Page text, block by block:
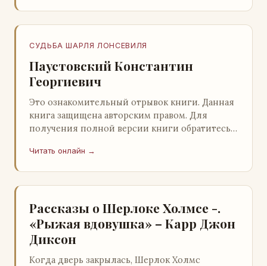
СУДЬБА ШАРЛЯ ЛОНСЕВИЛЯ
Паустовский Константин
Георгиевич
Это ознакомительный отрывок книги. Данная
книга защищена авторским правом. Для
получения полной версии книги обратитесь к
легального ко…
Читать онлайн →
Рассказы о Шерлоке Холмсе -.
«Рыжая вдовушка» – Карр Джон
Диксон
Когда дверь закрылась, Шерлок Холмс